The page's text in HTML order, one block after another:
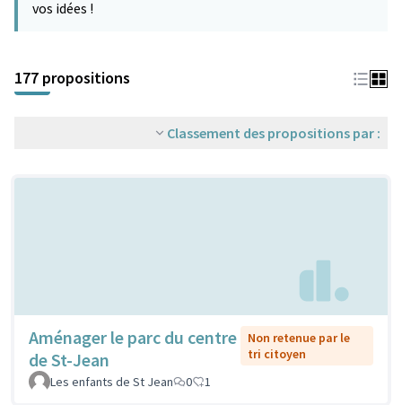
vos idées !
177 propositions
Classement des propositions par :
Aménager le parc du centre
de St-Jean
Non retenue par le
tri citoyen
Les enfants de St Jean
0 1